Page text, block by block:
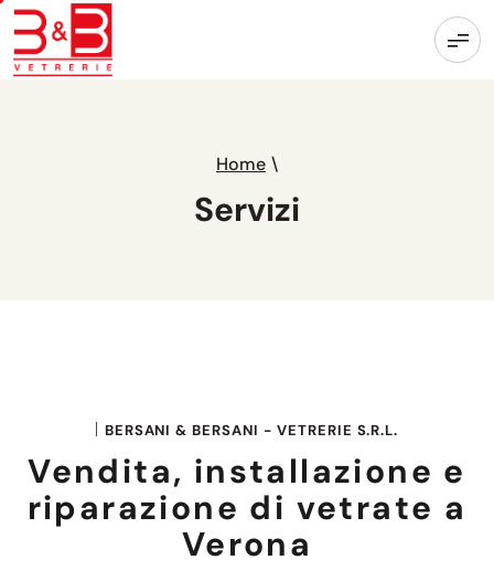
Home \
Servizi
BERSANI & BERSANI - VETRERIE S.R.L.
Vendita, installazione e
riparazione di vetrate a
Verona